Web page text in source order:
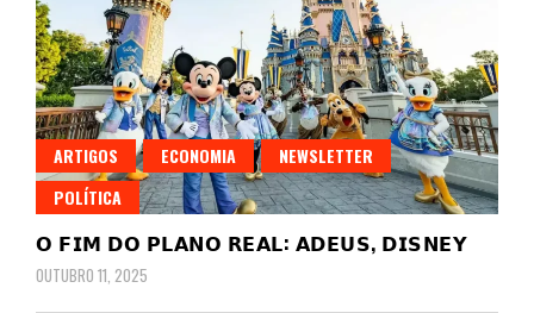
ARTIGOS ECONOMIA
NEWSLETTER
POLÍTICA
𝗢 𝗙𝗜𝗠 𝗗𝗢 𝗣𝗟𝗔𝗡𝗢 𝗥𝗘𝗔𝗟: 𝗔𝗗𝗘𝗨𝗦, 𝗗𝗜𝗦𝗡𝗘𝗬
OUTUBRO 11, 2025